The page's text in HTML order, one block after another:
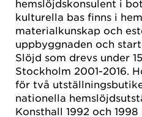
hemslöjdskonsulent i
kulturella bas finns i
materialkunskap och
uppbyggnaden och
Slöjd som drevs under
Stockholm 2001-2016.
för två
nationella
Konsthall 1992 och